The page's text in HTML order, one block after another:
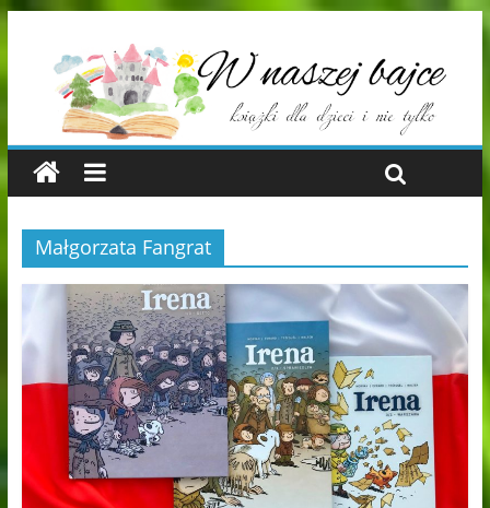
Małgorzata Fangrat